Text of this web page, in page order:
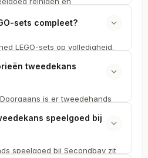
een technische
is schoon en veilig voor
sets compleet?
LEGO-sets op volledigheid.
is, of de originele doos erbij zit
tweedekans
is er tweedehands
Technic voor volwassenen en
speelgoed bij
speelgoed bij Secondbay zit